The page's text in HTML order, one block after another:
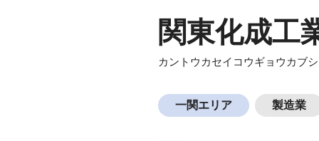
関東化成
カントウカセイコウギョウカブ
一関エリア 製造業